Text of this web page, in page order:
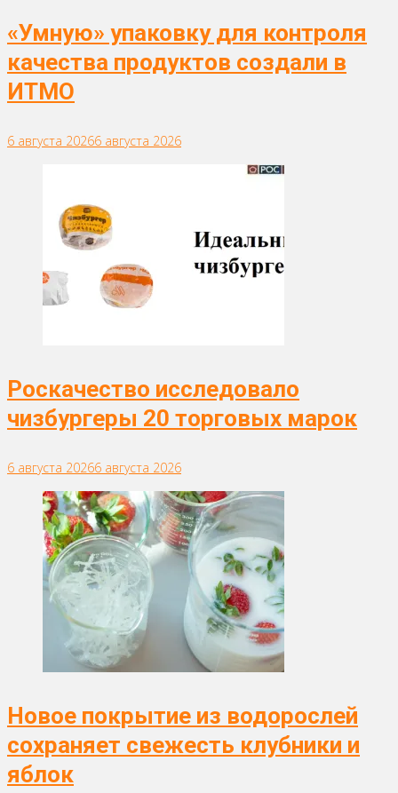
«Умную» упаковку для контроля
качества продуктов создали в
ИТМО
6 августа 20266 августа 2026
Роскачество исследовало
чизбургеры 20 торговых марок
6 августа 20266 августа 2026
Новое покрытие из водорослей
сохраняет свежесть клубники и
яблок